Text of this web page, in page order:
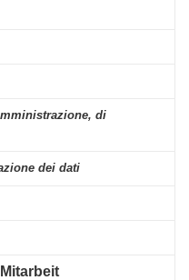
di
dei dati